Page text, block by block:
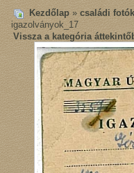
Kezdőlap»családi
igazolványok_17
Vissza a kategória